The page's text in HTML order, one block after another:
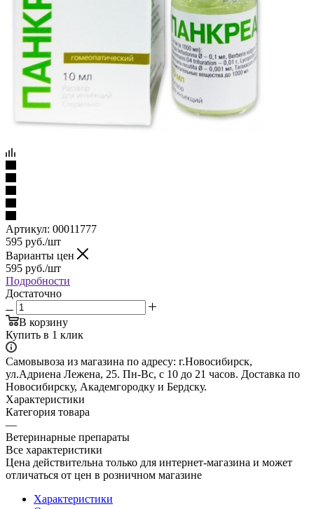
Артикул: 00011777
595 руб./шт
Варианты цен
595 руб./шт
Подробности
Достаточно
В корзину
Купить в 1 клик
Самовывоза из магазина по адресу: г.Новосибирск,
ул.Адриена Лежена, 25. Пн-Вс, с 10 до 21 часов. Доставка по
Новосибирску, Академгородку и Бердску.
Характеристики
Категория товара
—
Ветеринарные препараты
Все характеристики
Цена действительна только для интернет-магазина и может
отличаться от цен в розничном магазине
Характеристики